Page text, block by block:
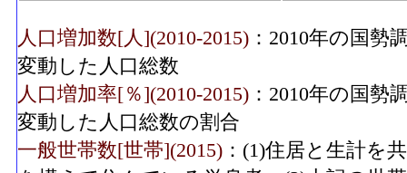
人口増加数[人](2010-2015) ：2010年の国勢
変動した人口総数
人口増加率[％](2010-2015) ：2010年の国勢
変動した人口総数の割合
一般世帯数[世帯](2015) ：(1)住居と生計を